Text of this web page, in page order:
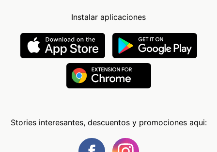
Instalar aplicaciones
Stories interesantes, descuentos y promociones aqui: